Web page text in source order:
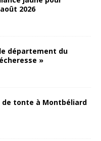
2026
département du
»
de tonte à Montbéliard